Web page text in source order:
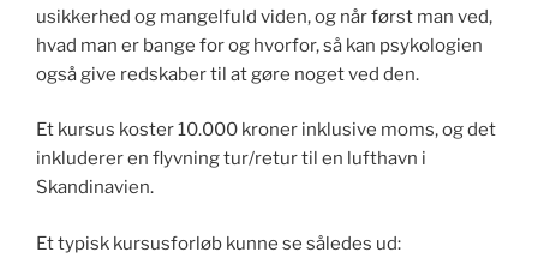
usikkerhed og mangelfuld viden, og når først man ved,
hvad man er bange for og hvorfor, så kan psykologien
også give redskaber til at gøre noget ved den.
Et kursus koster 10.000 kroner inklusive moms, og det
inkluderer en flyvning tur/retur til en lufthavn i
Skandinavien.
Et typisk kursusforløb kunne se således ud: